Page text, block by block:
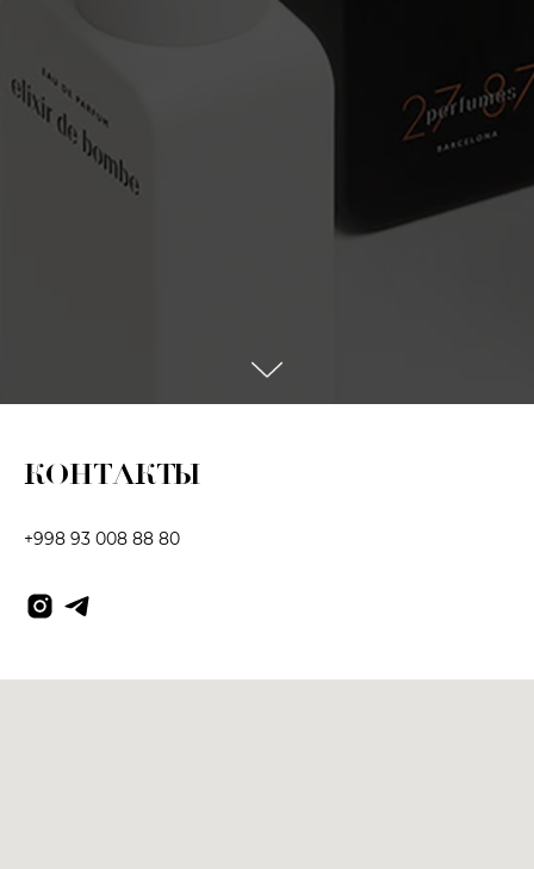
КОНТАКТЫ
+998 93 008 88 80